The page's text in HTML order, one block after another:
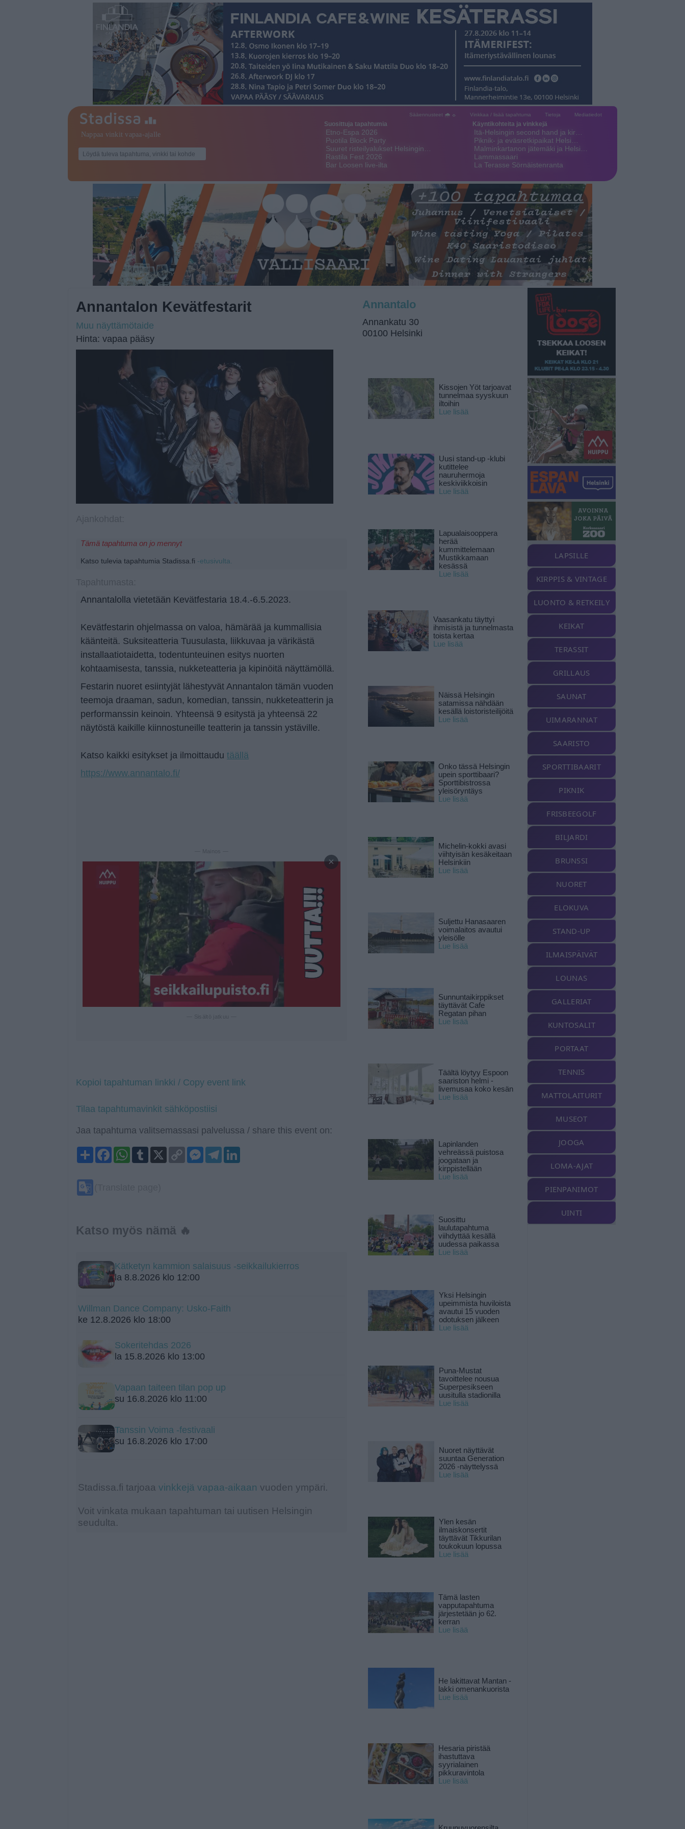
Sääennusteet 🌧 ☼ Vinkkaa / lisää tapahtuma Tietoja Mediatiedot
Suosittuja tapahtumia
Etno-Espa 2026
Puotila Block Party
Suuret risteilyalukset Helsingin…
Rastila Fest 2026
Bar Loosen live-ilta
Käyntikohteita ja vinkkejä
Itä-Helsingin second hand ja kir…
Piknik- ja eväsretkipaikat Helsi…
Malminkartanon jätemäki ja Helsi…
Lammassaari
La Terasse Sörnäistenranta
Annantalon Kevätfestarit
Muu näyttämötaide
Hinta: vapaa pääsy
Tämä tapahtuma on jo mennyt
Katso tulevia tapahtumia Stadissa.fi -etusivulta.
Annantalolla vietetään Kevätfestaria 18.4.-6.5.2023.
Kevätfestarin ohjelmassa on valoa, hämärää ja kummallisia
käänteitä. Suksiteatteria Tuusulasta, liikkuvaa ja värikästä
installaatiotaidetta, todentunteuinen esitys nuorten
kohtaamisesta, tanssia, nukketeatteria ja kipinöitä näyttämöllä.
Festarin nuoret esiintyjät lähestyvät Annantalon tämän vuoden
teemoja draaman, sadun, komedian, tanssin, nukketeatterin ja
performanssin keinoin. Yhteensä 9 esitystä ja yhteensä 22
näytöstä kaikille kiinnostuneille teatterin ja tanssin ystäville.
Katso kaikki esitykset ja ilmoittaudu täällä
https://www.annantalo.fi/
— Mainos —
×
Kopioi tapahtuman linkki / Copy event link
Tilaa tapahtumavinkit sähköpostiisi
Jaa tapahtuma valitsemassasi palvelussa / share this event on:
ShareFacebookWhatsApp
Tumblr
X
Copy
Link
Messenger
Telegram
Katso myös nämä 🔥
Kätketyn kammion salaisuus -seikkailukierros
la 8.8.2026 klo 12:00
Willman Dance Company: Usko-Faith
ke 12.8.2026 klo 18:00
Sokeritehdas 2026
la 15.8.2026 klo 13:00
Vapaan taiteen tilan pop up
su 16.8.2026 klo 11:00
Tanssin Voima -festivaali
su 16.8.2026 klo 17:00
Stadissa.fi tarjoaa vinkkejä vapaa-aikaan vuoden ympäri.
Voit vinkata mukaan tapahtuman tai uutisen Helsingin
seudulta.
Annantalo
Annankatu 30
00100 Helsinki
Kissojen Yöt tarjoavat
tunnelmaa syyskuun
iltoihin
Lue lisää
Uusi stand-up -klubi
kutittelee
nauruhermoja
keskiviikkoisin
Lue lisää
Lapualaisooppera
herää
kummittelemaan
Mustikkamaan
kesässä
Lue lisää
Vaasankatu täyttyi
ihmisistä ja tunnelmasta
toista kertaa
Lue lisää
Näissä Helsingin
satamissa nähdään
kesällä loistoristeilijöitä
Lue lisää
Onko tässä Helsingin
upein sporttibaari?
Sporttibistrossa
yleisöryntäys
Lue lisää
Michelin-kokki avasi
viihtyisän kesäkeitaan
Helsinkiin
Lue lisää
Suljettu Hanasaaren
voimalaitos avautui
yleisölle
Lue lisää
Sunnuntaikirppikset
täyttävät Cafe
Regatan pihan
Lue lisää
Täältä löytyy Espoon
saariston helmi -
livemusaa koko kesän
Lue lisää
Lapinlanden
vehreässä puistosa
joogataan ja
kirppistellään
Lue lisää
Suosittu
laulutapahtuma
viihdyttää kesällä
uudessa paikassa
Lue lisää
Yksi Helsingin
upeimmista huviloista
avautui 15 vuoden
odotuksen jälkeen
Lue lisää
Puna-Mustat
tavoittelee nousua
Superpesikseen
uusitulla stadionilla
Lue lisää
Nuoret näyttävät
suuntaa Generation
2026 -näyttelyssä
Lue lisää
Ylen kesän
ilmaiskonsertit
täyttävät Tikkurilan
toukokuun lopussa
Lue lisää
Tämä lasten
vapputapahtuma
järjestetään jo 62.
kerran
Lue lisää
He lakittavat Mantan -
lakki omenankuorista
Lue lisää
Hesaria piristää
ihastuttava
syyrialainen
pikkuravintola
Lue lisää
LAPSILLE
KIRPPIS & VINTAGE
LUONTO & RETKEILY
KEIKAT
TERASSIT
GRILLAUS
SAUNAT
UIMARANNAT
SAARISTO
SPORTTIBAARIT
PIKNIK
FRISBEEGOLF
BILJARDI
BRUNSSI
NUORET
ELOKUVA
STAND-UP
ILMAISPÄIVÄT
LOUNAS
GALLERIAT
KUNTOSALIT
PORTAAT
TENNIS
MATTOLAITURIT
MUSEOT
JOOGA
LOMA-AJAT
PIENPANIMOT
UINTI